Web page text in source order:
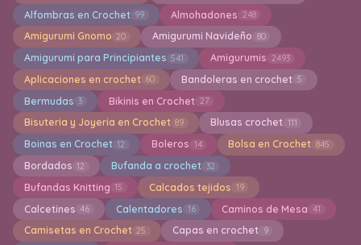
Alfombras en Crochet 99 Almohadones 248
Amigurumi Gnomo 20 Amigurumi Navideño 80
Amigurumi para Principiantes 541 Amigurumis 2493
Aplicaciones en crochet 60 Bandoleras en crochet 5
Bermudas 3 Bikinis en Crochet 27
Bisuteria y Joyeria en Crochet 89 Blusas crochet 111
Boinas en Crochet 12 Boleros 14 Bolsa en Crochet 845
Bordados 12 Bufanda a crochet 32
Bufandas Knitting 15 Calcados tejidos 19
Calcetines 46 Calentadores 16 Caminos de Mesa 41
Camisetas en Crochet 25 Capas en crochet 9